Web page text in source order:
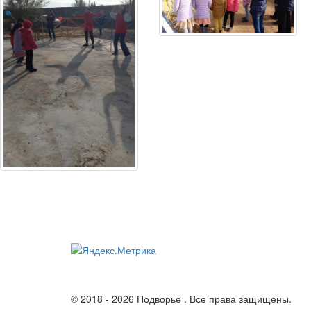
© 2018 - 2026 Подворье . Все права защищены.